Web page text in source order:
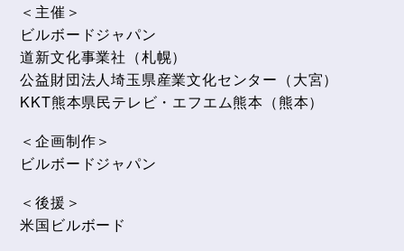
＜主催＞
ビルボードジャパン
道新文化事業社（札幌）
公益財団法人埼玉県産業文化センター（大宮）
KKT熊本県民テレビ・エフエム熊本（熊本）
＜企画制作＞
ビルボードジャパン
＜後援＞
米国ビルボード